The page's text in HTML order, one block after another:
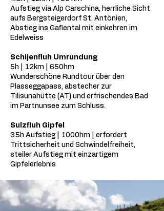
Aufstieg via Alp Carschina, herrliche Sicht
aufs Bergsteigerdorf St. Antönien,
Abstieg ins Gafiental mit einkehren im
Edelweiss
Schijenfluh Umrundung
5h | 12km | 650hm
Wunderschöne Rundtour über den
Plasseggapass, abstecher zur
Tilisunahütte (AT) und erfrischendes Bad
im Partnunsee zum Schluss.
Sulzfluh Gipfel
3.5h Aufstieg | 1000hm | erfordert
Trittsicherheit und Schwindelfreiheit,
steiler Aufstieg mit einzartigem
Gipfelerlebnis